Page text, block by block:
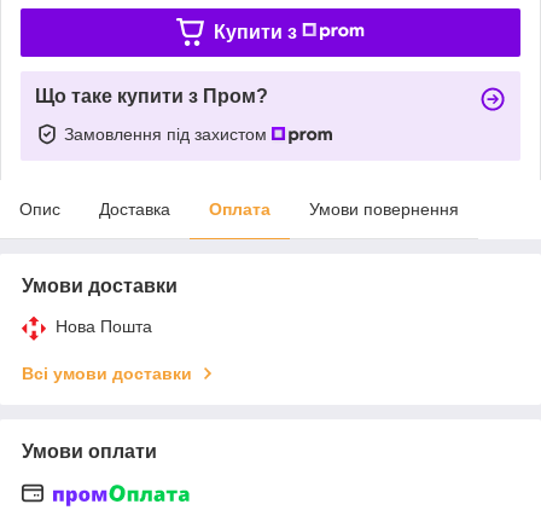
Купити з
Що таке купити з Пром?
Замовлення під захистом
Опис Доставка Оплата Умови повернення
Умови доставки
Нова Пошта
Всі умови доставки
Умови оплати